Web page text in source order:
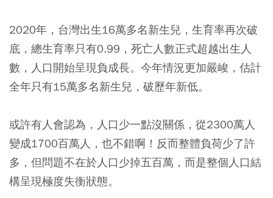
2020年，台灣出生16萬多名新生兒，生育率再次破
底，總生育率只有0.99，死亡人數正式超越出生人
數，人口開始呈現負成長。今年情況更加嚴峻，估計
全年只有15萬多名新生兒，破歷年新低。
或許有人會認為，人口少一點沒關係，從2300萬人
變成1700百萬人，也不錯啊！反而整體負荷少了許
多，但問題不在於人口少掉五百萬，而是整個人口結
構呈現極度失衡狀態。